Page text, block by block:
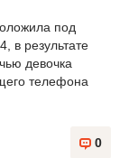
под
в результате
девочка
телефона
0